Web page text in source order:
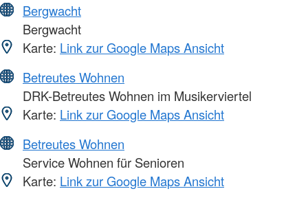
Bergwacht
Bergwacht
Karte: Link zur Google Maps Ansicht
Betreutes Wohnen
DRK-Betreutes Wohnen im Musikerviertel
Karte: Link zur Google Maps Ansicht
Betreutes Wohnen
Service Wohnen für Senioren
Karte: Link zur Google Maps Ansicht